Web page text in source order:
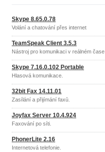
Skype 8.65.0.78
Volání a chatování přes internet
TeamSpeak Client 3.5.3
Nástroj pro komunikaci v reálném čase
Skype 7.16.0.102 Portable
Hlasová komunikace.
32bit Fax 14.11.01
Zasílání a přijímání faxů.
Joyfax Server 10.4.924
Faxování po síti.
PhonerLite 2.16
Internetová telefonie.